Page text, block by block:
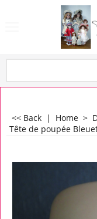
<< Back | Home >
Tête de poupée